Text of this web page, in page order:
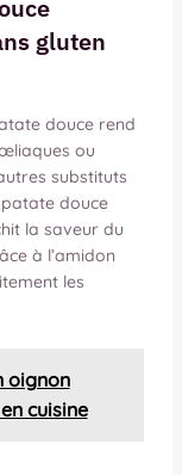
gluten
douce rend
ou
substituts
douce
la saveur du
à l’amidon
les
oignon
cuisine